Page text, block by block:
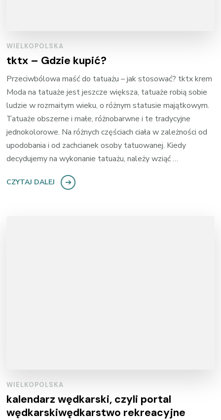
WIELKOPOLSKA
tktx – Gdzie kupić?
Przeciwbólowa maść do tatuażu – jak stosować? tktx krem
Moda na tatuaże jest jeszcze większa, tatuaże robią sobie
ludzie w rozmaitym wieku, o różnym statusie majątkowym.
Tatuaże obszerne i małe, różnobarwne i te tradycyjne
jednokolorowe. Na różnych częściach ciała w zależności od
upodobania i od zachcianek osoby tatuowanej. Kiedy
decydujemy na wykonanie tatuażu, należy wziąć …
CZYTAJ DALEJ
WIELKOPOLSKA
kalendarz wędkarski, czyli portal
wędkarskiwędkarstwo rekreacyjne